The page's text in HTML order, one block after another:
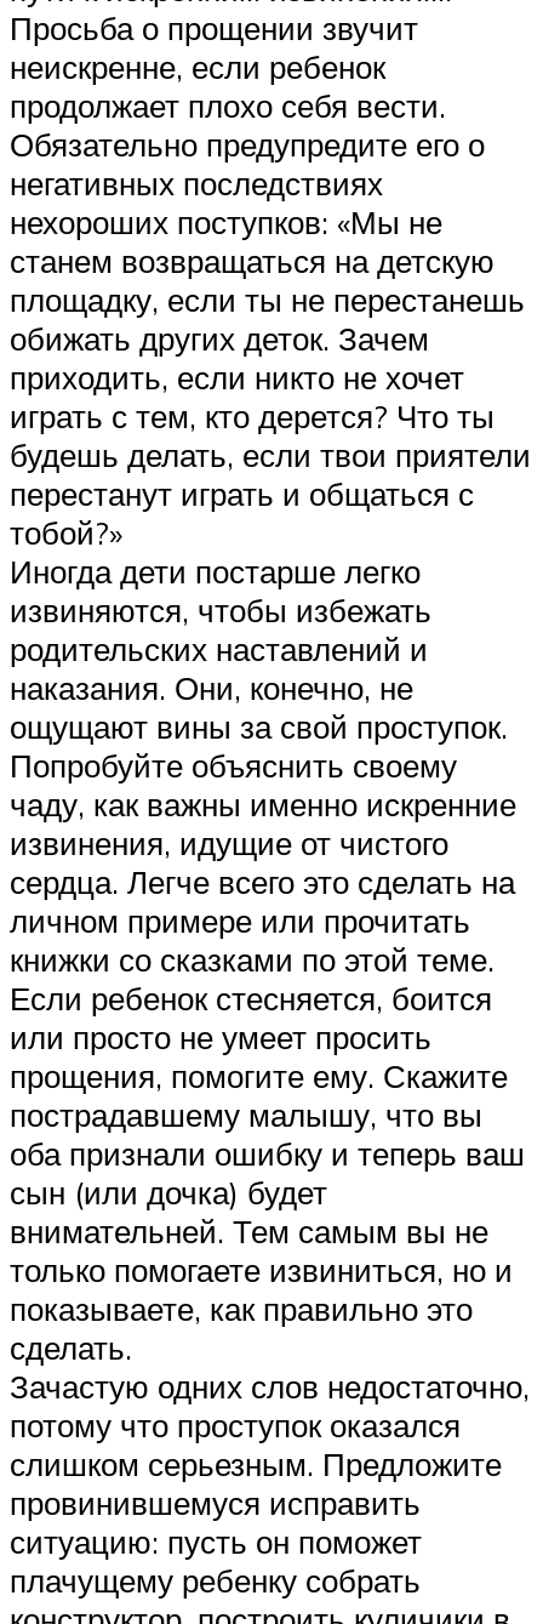
Просьба о прощении звучит
неискренне, если ребенок
продолжает плохо себя вести.
Обязательно предупредите его о
негативных последствиях
нехороших поступков: «Мы не
станем возвращаться на детскую
площадку, если ты не перестанешь
обижать других деток. Зачем
приходить, если никто не хочет
играть с тем, кто дерется? Что ты
будешь делать, если твои приятели
перестанут играть и общаться с
тобой?»
Иногда дети постарше легко
извиняются, чтобы избежать
родительских наставлений и
наказания. Они, конечно, не
ощущают вины за свой проступок.
Попробуйте объяснить своему
чаду, как важны именно искренние
извинения, идущие от чистого
сердца. Легче всего это сделать на
личном примере или прочитать
книжки со сказками по этой теме.
Если ребенок стесняется, боится
или просто не умеет просить
прощения, помогите ему. Скажите
пострадавшему малышу, что вы
оба признали ошибку и теперь ваш
сын (или дочка) будет
внимательней. Тем самым вы не
только помогаете извиниться, но и
показываете, как правильно это
сделать.
Зачастую одних слов недостаточно,
потому что проступок оказался
слишком серьезным. Предложите
провинившемуся исправить
ситуацию: пусть он поможет
плачущему ребенку собрать